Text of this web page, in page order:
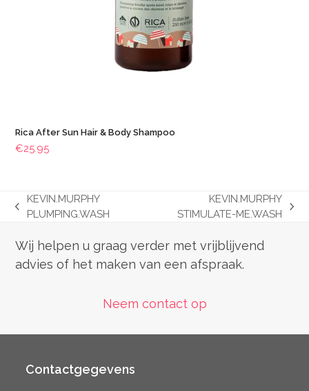
Rica After Sun Hair & Body Shampoo
€25.95
previous
KEVIN.MURPHY
PLUMPING.WASH
KEVIN.MURPHY
STIMULATE-ME.WASH
Wij helpen u graag verder met vrijblijvend
advies of het maken van een afspraak.
Neem contact op
Contactgegevens